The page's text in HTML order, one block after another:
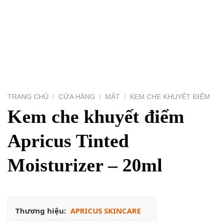
TRANG CHỦ CỬA HÀNG / MẶT / KEM CHE KHUYẾT
Kem che khuyết điểm
Apricus Tinted
Moisturizer – 20ml
Thương hiệu: APRICUS SKINCARE